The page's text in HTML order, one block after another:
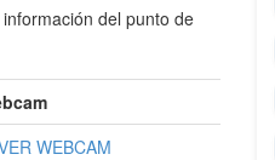
del punto de
WEBCAM